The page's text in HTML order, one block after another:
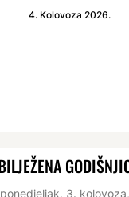
4. Kolovoza 2026.
3.